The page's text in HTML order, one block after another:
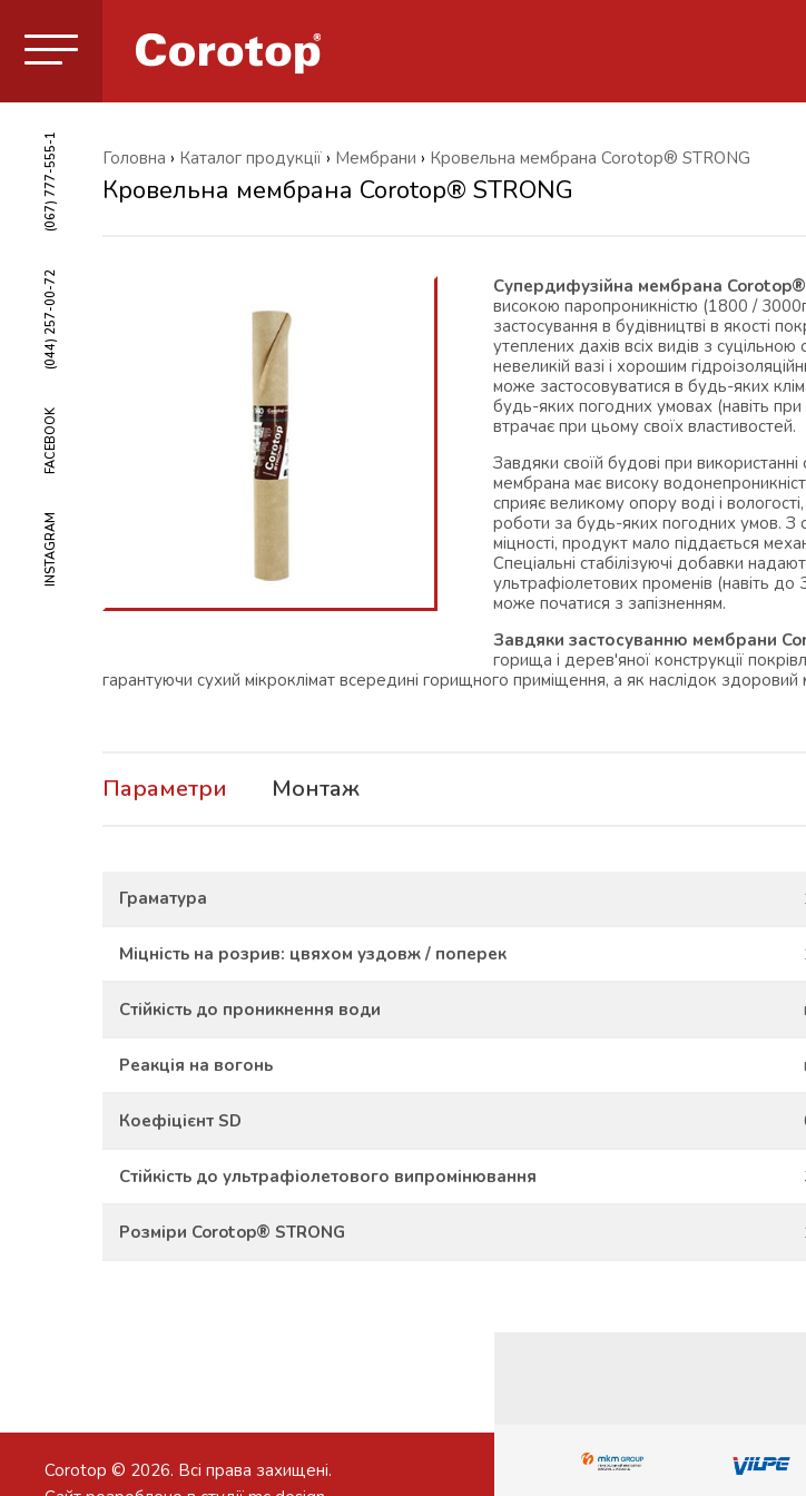
INSTAGRAM
FACEBOOK
(044) 257-00-72
(067) 777-555-1 Головна › Каталог продукції › Мембрани › Кровельна мембрана Corotop® STRONG
Кровельна мембрана Corotop® STRONG
Супердифузійна мембрана Corotop®
високою паропроникністю (1800 /
застосування в будівництві в якості
утеплених дахів всіх видів з
невеликій вазі і хорошим
може застосовуватися в будь-яких
будь-яких погодних умовах (навіть
втрачає при цьому своїх властивостей.
Завдяки своїй будові при використанні
мембрана має високу
сприяє великому опору воді і
роботи за будь-яких погодних умов. З
міцності, продукт мало піддається
Спеціальні стабілізуючі добавки
ультрафіолетових променів (навіть до
може початися з запізненням.
Завдяки застосуванню мембрани
горища і дерев'яної конструкції
гарантуючи сухий мікроклімат всередині горищного приміщення, а як наслідок здоровий
Параметри Монтаж
Граматура
Міцність на розрив: цвяхом уздовж / поперек
Стійкість до проникнення води
Реакція на вогонь
Коефіцієнт SD
Стійкість до ультрафіолетового випромінювання
Розміри Corotop® STRONG
Corotop © 2026. Всі права захищені.